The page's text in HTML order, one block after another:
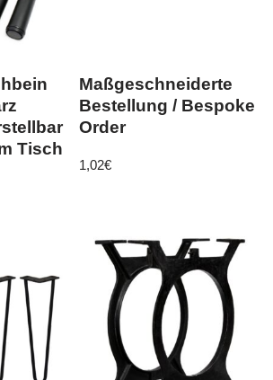
Tisch
Maßgeschneiderte
Bestellung / Bespoke
Order
1,02€